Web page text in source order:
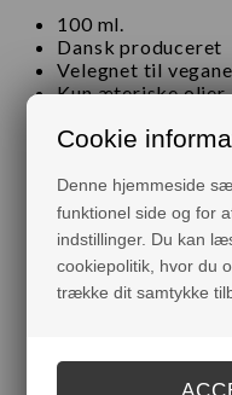
Cookie
Denne hjemmeside
funktionel side og for
indstillinger. Du kan
cookiepolitik, hvor du
trække dit samtykke
100 ml.
Dansk produceret
Velegnet til
Kun æteriske olier
B2B Kolli 6
Måske er du også
25%